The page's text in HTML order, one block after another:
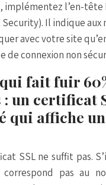
implémentez l’en-tête
Il indique aux
avec votre site
de connexion non
fait fuir
un certificat
qui affiche
SSL ne suffit pas.
pas au